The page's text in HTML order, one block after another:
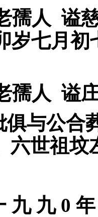
孺人 谥
岁七月初
孺人 谥
俱与公合
六世祖坟
九 九 0